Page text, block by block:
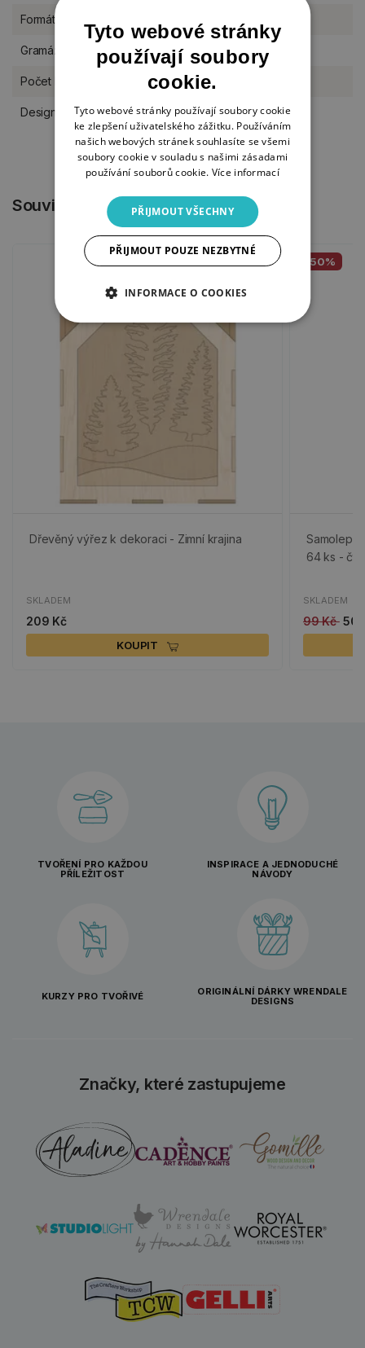
Formát
Gramáž 170 g/m2
Počet listů 42 listů
Designér Studio Light
Související produkty
Dřevěný výřez k dekoraci - Zimní krajina
SKLADEM
209 Kč
KOUPIT
-50%
64 ks -
SKLADEM
99 Kč 50
TVOŘENÍ PRO KAŽDOU
PŘÍLEŽITOST
INSPIRACE A JEDNODUCHÉ
NÁVODY
KURZY PRO TVOŘIVÉ
ORIGINÁLNÍ DÁRKY WRENDALE
DESIGNS
Značky, které zastupujeme
Tyto webové stránky
používají soubory
cookie.
Tyto webové stránky používají soubory cookie
ke zlepšení uživatelského zážitku. Používáním
našich webových stránek souhlasíte se všemi
soubory cookie v souladu s našimi zásadami
používání souborů cookie. Více informací
PŘIJMOUT VŠECHNY
PŘIJMOUT POUZE NEZBYTNÉ
INFORMACE O COOKIES